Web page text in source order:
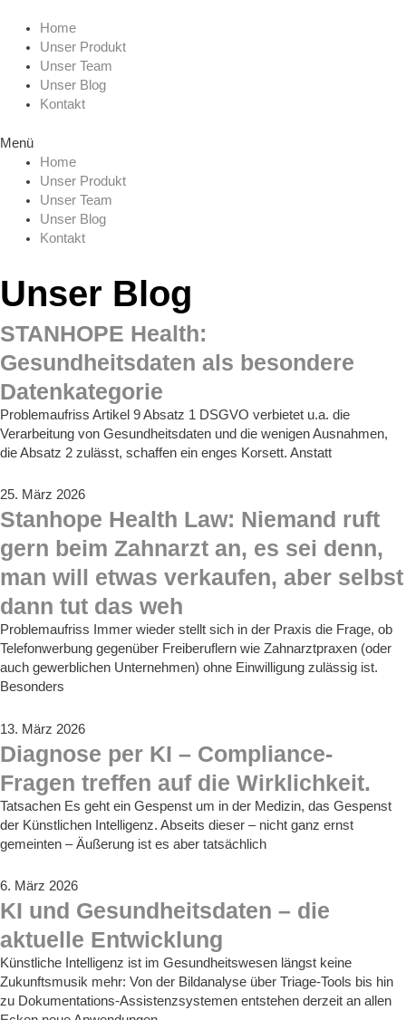
Inhalt
springen
Home
Unser Produkt
Unser Team
Unser Blog
Kontakt
Menü
Home
Unser Produkt
Unser Team
Unser Blog
Kontakt
Unser Blog
STANHOPE Health:
Gesundheitsdaten als besondere
Datenkategorie
Problemaufriss Artikel 9 Absatz 1 DSGVO verbietet u.a. die
Verarbeitung von Gesundheitsdaten und die wenigen Ausnahmen,
die Absatz 2 zulässt, schaffen ein enges Korsett. Anstatt
25. März 2026
Stanhope Health Law: Niemand ruft
gern beim Zahnarzt an, es sei denn,
man will etwas verkaufen, aber selbst
dann tut das weh
Problemaufriss Immer wieder stellt sich in der Praxis die Frage, ob
Telefonwerbung gegenüber Freiberuflern wie Zahnarztpraxen (oder
auch gewerblichen Unternehmen) ohne Einwilligung zulässig ist.
Besonders
13. März 2026
Diagnose per KI – Compliance-
Fragen treffen auf die Wirklichkeit.
Tatsachen Es geht ein Gespenst um in der Medizin, das Gespenst
der Künstlichen Intelligenz. Abseits dieser – nicht ganz ernst
gemeinten – Äußerung ist es aber tatsächlich
6. März 2026
KI und Gesundheitsdaten – die
aktuelle Entwicklung
Künstliche Intelligenz ist im Gesundheitswesen längst keine
Zukunftsmusik mehr: Von der Bildanalyse über Triage‑Tools bis hin
zu Dokumentations‑Assistenzsystemen entstehen derzeit an allen